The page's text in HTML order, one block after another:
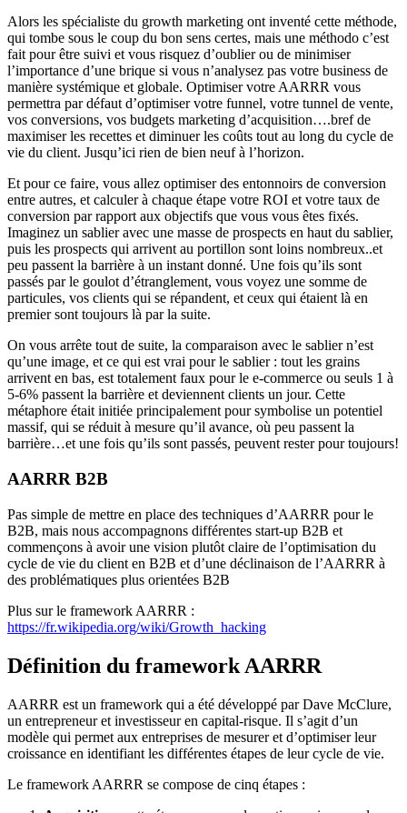
Alors les spécialiste du growth marketing ont inventé cette méthode,
qui tombe sous le coup du bon sens certes, mais une méthodo c’est
fait pour être suivi et vous risquez d’oublier ou de minimiser
l’importance d’une brique si vous n’analysez pas votre business de
manière systémique et globale. Optimiser votre AARRR vous
permettra par défaut d’optimiser votre funnel, votre tunnel de vente,
vos conversions, vos budgets marketing d’acquisition….bref de
maximiser les recettes et diminuer les coûts tout au long du cycle de
vie du client. Jusqu’ici rien de bien neuf à l’horizon.
Et pour ce faire, vous allez optimiser des entonnoirs de conversion
entre autres, et calculer à chaque étape votre ROI et votre taux de
conversion par rapport aux objectifs que vous vous êtes fixés.
Imaginez un sablier avec une masse de prospects en haut du sablier,
puis les prospects qui arrivent au portillon sont loins nombreux..et
peu passent la barrière à un instant donné. Une fois qu’ils sont
passés par le goulot d’étranglement, vous voyez une somme de
particules, vos clients qui se répandent, et ceux qui étaient là en
premier sont toujours là par la suite.
On vous arrête tout de suite, la comparaison avec le sablier n’est
qu’une image, et ce qui est vrai pour le sablier : tout les grains
arrivent en bas, est totalement faux pour le e-commerce ou seuls 1 à
5-6% passent la barrière et deviennent clients un jour. Cette
métaphore était initiée principalement pour symbolise un potentiel
massif, qui se réduit à mesure qu’il avance, où peu passent la
barrière…et une fois qu’ils sont passés, peuvent rester pour toujours!
AARRR B2B
Pas simple de mettre en place des techniques d’AARRR pour le
B2B, mais nous accompagnons différentes start-up B2B et
commençons à avoir une vision plutôt claire de l’optimisation du
cycle de vie du client en B2B et d’une déclinaison de l’AARRR à
des problématiques plus orientées B2B
Plus sur le framework AARRR :
https://fr.wikipedia.org/wiki/Growth_hacking
Définition du framework AARRR
AARRR est un framework qui a été développé par Dave McClure,
un entrepreneur et investisseur en capital-risque. Il s’agit d’un
modèle qui permet aux entreprises de mesurer et d’optimiser leur
croissance en identifiant les différentes étapes de leur cycle de vie.
Le framework AARRR se compose de cinq étapes :